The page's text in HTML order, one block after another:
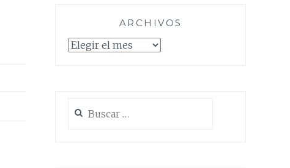
ARCHIVOS
Archivos